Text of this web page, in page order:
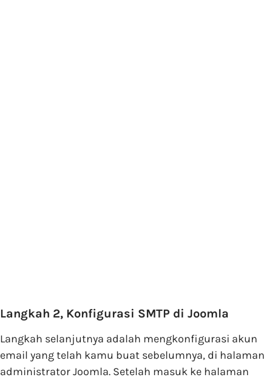
Langkah 2, Konfigurasi SMTP di Joomla
Langkah selanjutnya adalah mengkonfigurasi akun
email yang telah kamu buat sebelumnya, di halaman
administrator Joomla. Setelah masuk ke halaman